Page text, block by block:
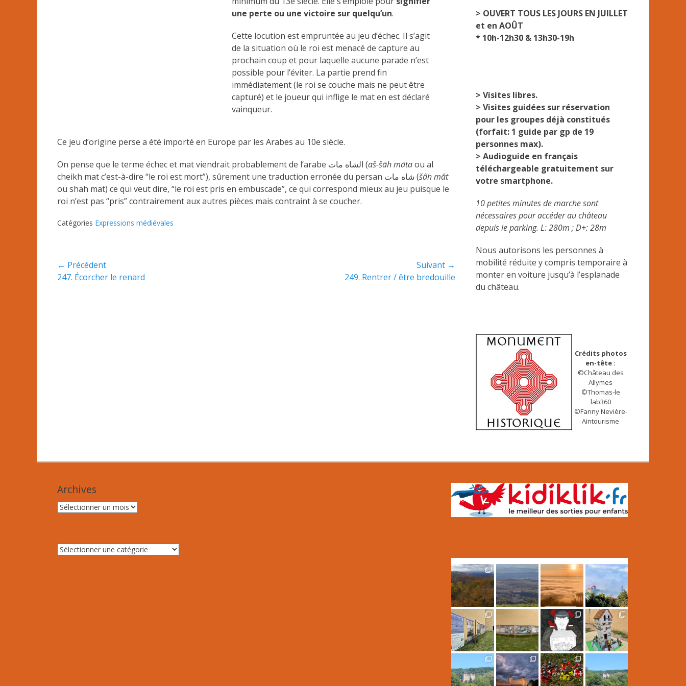
une perte ou une victoire sur quelqu’un.
Cette locution est empruntée au jeu d’échec. Il s’agit
de la situation où le roi est menacé de capture au
prochain coup et pour laquelle aucune parade n’est
possible pour l’éviter. La partie prend fin
immédiatement (le roi se couche mais ne peut être
capturé) et le joueur qui inflige le mat en est déclaré
vainqueur.
Ce jeu d’origine perse a été importé en Europe par les Arabes au 10e siècle.
On pense que le terme échec et mat viendrait probablement de l’arabe الشاه مات (aš-šāh mātaou al
cheikh mat c’est-à-dire “le roi est mort”), sûrement une traduction erronée du persan شاه مات (šâh mât
ou shah mat) ce qui veut dire, “le roi est pris en embuscade”, ce qui correspond mieux au jeu puisque le
roi n’est pas “pris” contrairement aux autres pièces mais contraint à se coucher.
Catégories Expressions médiévales
Navigation
de
← Précédent
Article
247. Écorcher le renard
Suivant →
249. Rentrer / être bredouille
> OUVERT TOUS LES JOURS EN JUILLET
et en AOÛT
* 10h-12h30 & 13h30-19h
> Visites libres.
> Visites guidées sur réservation
pour les groupes déjà constitués
(forfait: 1 guide par gp de 19
personnes max).
> Audioguide en français
téléchargeable gratuitement sur
votre smartphone.
10 petites minutes de marche sont
nécessaires pour accéder au château
depuis le parking. L: 280m ; D+: 28m
Nous autorisons les personnes à
mobilité réduite y compris temporaire à
monter en voiture jusqu’à l’esplanade
du château.
Crédits photos
en-tête :
©Château des
Allymes
©Thomas-le
lab360
©Fanny Nevière-
Aintourisme
Archives
Archives
Catégories